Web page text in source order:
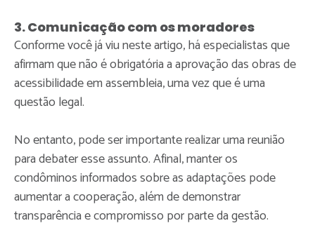
3. Comunicação com os moradores
Conforme você já viu neste artigo, há especialistas que
afirmam que não é obrigatória a aprovação das obras de
acessibilidade em assembleia, uma vez que é uma
questão legal.
No entanto, pode ser importante realizar uma reunião
para debater esse assunto. Afinal, manter os
condôminos informados sobre as adaptações pode
aumentar a cooperação, além de demonstrar
transparência e compromisso por parte da gestão.